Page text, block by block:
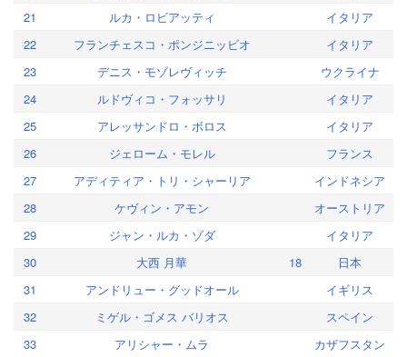
21
ルカ・ロビアッティ
イタリア
22
フランチェスコ・ポンジニッビオ
イタリア
23
デニス・モゾレヴィッチ
ウクライナ
24
ルドヴィコ・フォッサリ
イタリア
25
アレッサンドロ・ボロス
イタリア
26
ジェローム・モレル
フランス
27
アディティア・トリ・シャーリア
インドネシア
28
ケヴィン・アモン
オーストリア
29
ジャン・ルカ・ゾダ
イタリア
30
大西 月華 18
日本
31
アンドリュー・グッドオール
イギリス
32
ミゲル・ゴメス バリオス
スペイン
33
アリシャー・ムラ カザフスタン